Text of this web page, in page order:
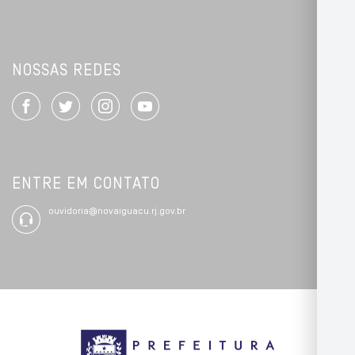
NOSSAS REDES
ENTRE EM CONTATO
ouvidoria@novaiguacu.rj.gov.br